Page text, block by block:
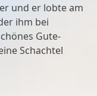
und er lobte am
ihm bei
Gute-
Schachtel